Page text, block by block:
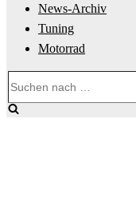
News-Archiv
Tuning
Motorrad
nach …